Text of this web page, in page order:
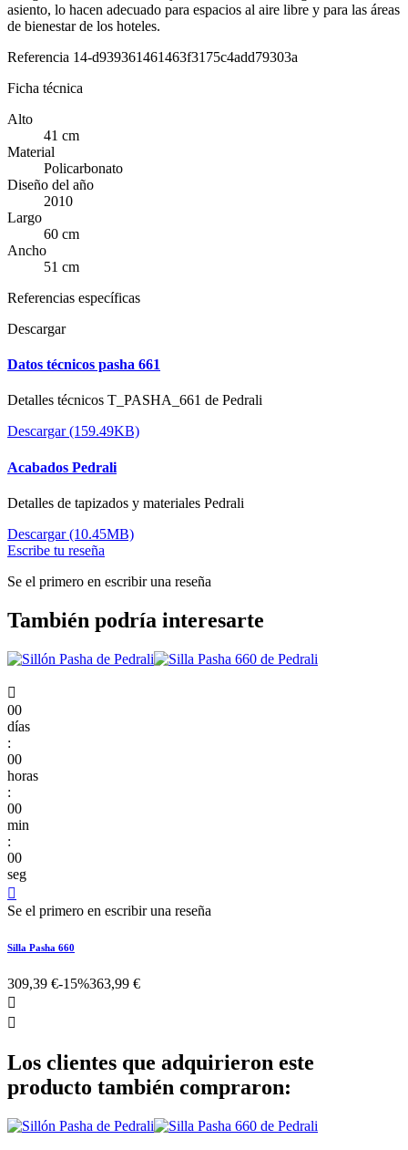
asiento, lo hacen adecuado para espacios al aire libre y para las áreas
de bienestar de los hoteles.
Referencia 14-d939361461463f3175c4add79303a
Ficha técnica
Alto
41 cm
Material
Policarbonato
Diseño del año
2010
Largo
60 cm
Ancho
51 cm
Referencias específicas
Descargar
Datos técnicos pasha 661
Detalles técnicos T_PASHA_661 de Pedrali
Descargar (159.49KB)
Acabados Pedrali
Detalles de tapizados y materiales Pedrali
Descargar (10.45MB)
Escribe tu reseña
Se el primero en escribir una reseña
También podría interesarte

00
días
:
00
horas
:
00
min
:
00
seg

Se el primero en escribir una reseña
Silla Pasha 660
309,39 €-15%363,99 €


Los clientes que adquirieron este
producto también compraron: